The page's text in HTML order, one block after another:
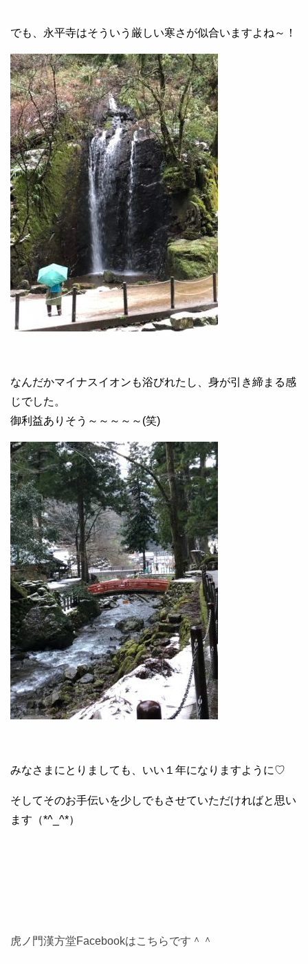
でも、永平寺はそういう厳しい寒さが似合いますよね～！
なんだかマイナスイオンも浴びれたし、身が引き締まる感
じでした。
御利益ありそう～～～～～(笑)
みなさまにとりましても、いい１年になりますように♡
そしてそのお手伝いを少しでもさせていただければと思い
ます（*^_^*）
虎ノ門漢方堂Facebookはこちらです＾＾